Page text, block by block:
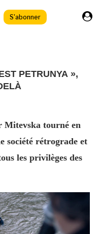
S'abonner
PETRUNYA »,
Mitevska tourné en
société rétrograde et
les privilèges des